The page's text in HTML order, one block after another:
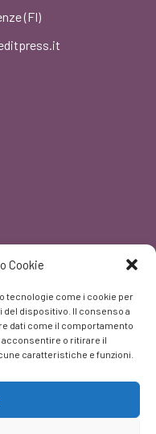
Cookie
tecnologie come i cookie per
del dispositivo. Il consenso a
dati come il comportamento
acconsentire o ritirare il
caratteristiche e funzioni.
(FI)